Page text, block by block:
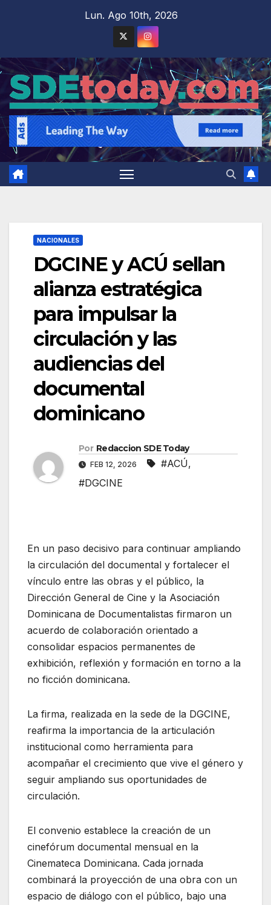
Lun. Ago 10th, 2026
NACIONALES
DGCINE y ACÚ sellan
alianza estratégica
para impulsar la
circulación y las
audiencias del
documental
dominicano
Por Redaccion SDE Today
FEB 12, 2026 #ACÚ,
#DGCINE
En un paso decisivo para continuar ampliando
la circulación del documental y fortalecer el
vínculo entre las obras y el público, la
Dirección General de Cine y la Asociación
Dominicana de Documentalistas firmaron un
acuerdo de colaboración orientado a
consolidar espacios permanentes de
exhibición, reflexión y formación en torno a la
no ficción dominicana.
La firma, realizada en la sede de la DGCINE,
reafirma la importancia de la articulación
institucional como herramienta para
acompañar el crecimiento que vive el género y
seguir ampliando sus oportunidades de
circulación.
El convenio establece la creación de un
cinefórum documental mensual en la
Cinemateca Dominicana. Cada jornada
combinará la proyección de una obra con un
espacio de diálogo con el público, bajo una